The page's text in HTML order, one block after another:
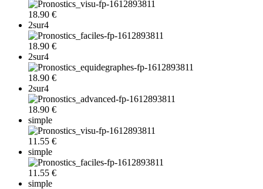
18.90 €
2sur4
18.90 €
2sur4
18.90 €
2sur4
18.90 €
simple
11.55 €
simple
11.55 €
simple